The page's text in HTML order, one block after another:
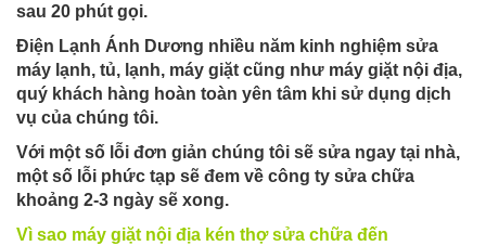
sau 20 phút gọi.
Điện Lạnh Ánh Dương nhiều năm kinh nghiệm sửa
máy lạnh, tủ, lạnh, máy giặt cũng như máy giặt nội địa,
quý khách hàng hoàn toàn yên tâm khi sử dụng dịch
vụ của chúng tôi.
Với một số lỗi đơn giản chúng tôi sẽ sửa ngay tại nhà,
một số lỗi phức tạp sẽ đem về công ty sửa chữa
khoảng 2-3 ngày sẽ xong.
Vì sao máy giặt nội địa kén thợ sửa chữa đến